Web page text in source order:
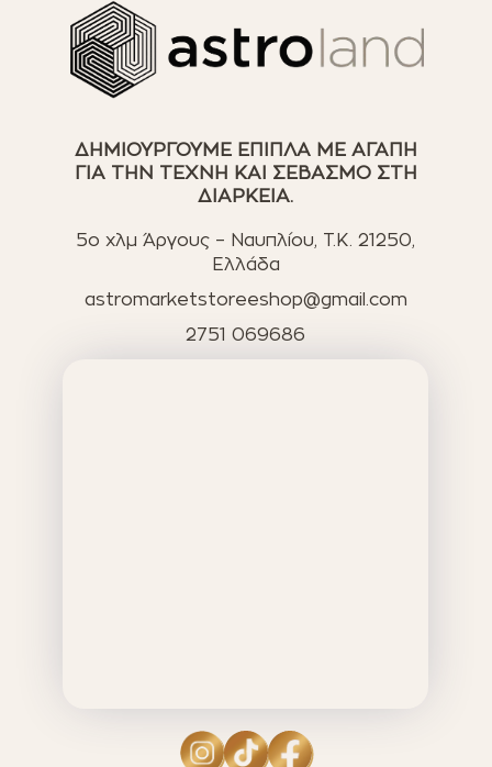
ΔΗΜΙΟΥΡΓΟΥΜΕ ΕΠΙΠΛΑ ΜΕ ΑΓΑΠΗ
ΓΙΑ ΤΗΝ ΤΕΧΝΗ ΚΑΙ ΣΕΒΑΣΜΟ ΣΤΗ
ΔΙΑΡΚΕΙΑ.
5ο χλμ Άργους – Ναυπλίου, T.K. 21250,
Ελλάδα
astromarketstoreeshop@gmail.com
2751 069686